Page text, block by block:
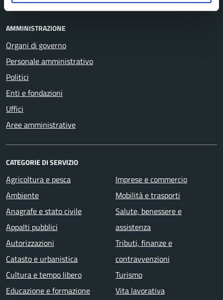
AMMINISTRAZIONE
Organi di governo
Personale amministrativo
Politici
Enti e fondazioni
Uffici
Aree amministrative
CATEGORIE DI SERVIZIO
Agricoltura e pesca
Ambiente
Anagrafe e stato civile
Appalti pubblici
Autorizzazioni
Catasto e urbanistica
Cultura e tempo libero
Educazione e formazione
Imprese e commercio
Mobilità e trasporti
Salute, benessere e
assistenza
Tributi, finanze e
contravvenzioni
Turismo
Vita lavorativa